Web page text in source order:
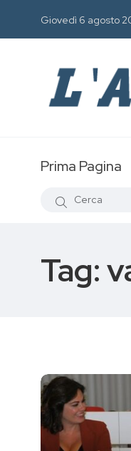
Giovedì 6 agosto
Prima Pagina
Tag: